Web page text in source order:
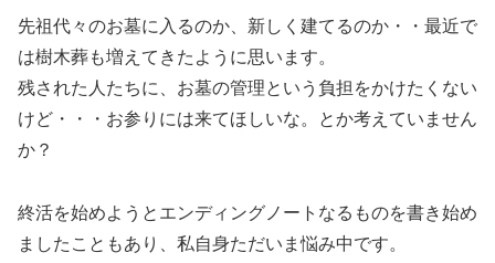
先祖代々のお墓に入るのか、新しく建てるのか・・最近で
は樹木葬も増えてきたように思います。
残された人たちに、お墓の管理という負担をかけたくない
けど・・・お参りには来てほしいな。とか考えていません
か？
終活を始めようとエンディングノートなるものを書き始め
ましたこともあり、私自身ただいま悩み中です。